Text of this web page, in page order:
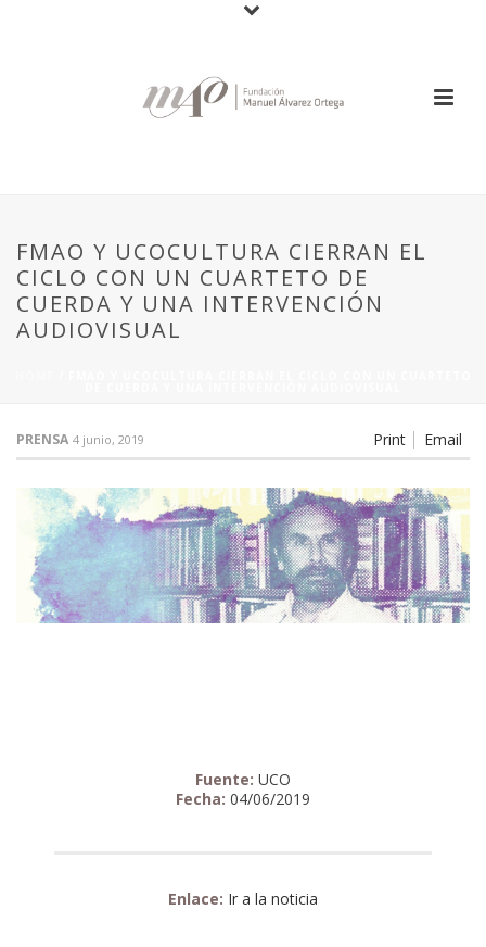
FMAO Y UCOCULTURA CIERRAN EL
CICLO CON UN CUARTETO DE
CUERDA Y UNA INTERVENCIÓN
AUDIOVISUAL
Print Email
PRENSA 4 junio, 2019
Fuente: UCO
Fecha: 04/06/2019
Enlace: Ir a la noticia